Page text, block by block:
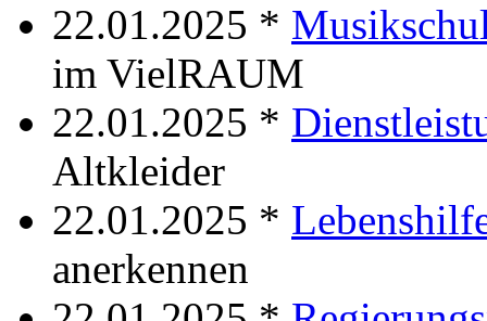
22.01.2025 *
im VielRAUM
22.01.2025 *
Altkleider
22.01.2025 *
anerkennen